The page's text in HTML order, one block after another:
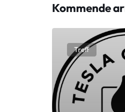
Kommende
Treff